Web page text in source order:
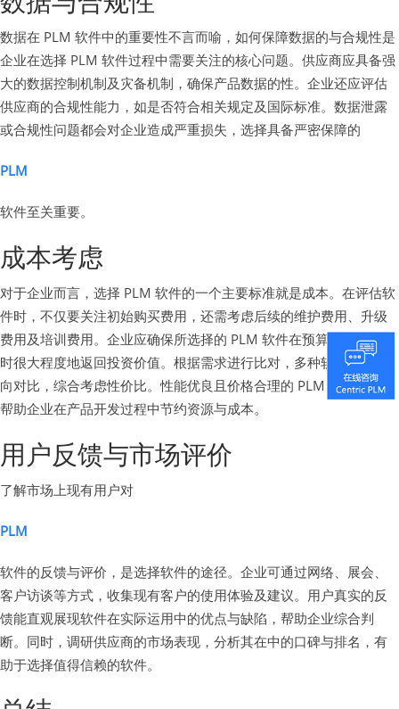
数据在 PLM 软件中的重要性不言而喻，如何保障数据的与合规性是
企业在选择 PLM 软件过程中需要关注的核心问题。供应商应具备强
大的数据控制机制及灾备机制，确保产品数据的性。企业还应评估
供应商的合规性能力，如是否符合相关规定及国际标准。数据泄露
或合规性问题都会对企业造成严重损失，选择具备严密保障的
PLM
软件至关重要。
成本考虑
对于企业而言，选择 PLM 软件的一个主要标准就是成本。在评估软
件时，不仅要关注初始购买费用，还需考虑后续的维护费用、升级
费用及培训费用。企业应确保所选择的 PLM 软件在预算范围内，同
时很大程度地返回投资价值。根据需求进行比对，多种软件进行横
向对比，综合考虑性价比。性能优良且价格合理的 PLM 软件，能够
帮助企业在产品开发过程中节约资源与成本。
用户反馈与市场评价
了解市场上现有用户对
PLM
软件的反馈与评价，是选择软件的途径。企业可通过网络、展会、
客户访谈等方式，收集现有客户的使用体验及建议。用户真实的反
馈能直观展现软件在实际运用中的优点与缺陷，帮助企业综合判
断。同时，调研供应商的市场表现，分析其在中的口碑与排名，有
助于选择值得信赖的软件。